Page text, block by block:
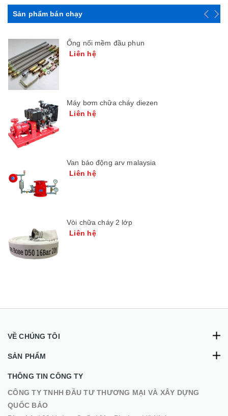
Sản phẩm bán chạy
Ống nối mềm đầu phun
Liên hệ
Máy bơm chữa cháy diezen
Liên hệ
Van báo động arv malaysia
Liên hệ
Vòi chữa cháy 2 lớp
Liên hệ
VỀ CHÚNG TÔI
SẢN PHẨM
THÔNG TIN CÔNG TY
CÔNG TY TNHH ĐẦU TƯ THƯƠNG MẠI VÀ XÂY DỰNG
QUỐC BẢO